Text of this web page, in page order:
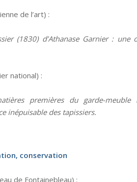
de l’art) :
(1830) d’Athanase Garnier : une
national) :
premières du garde-
inépuisable des tapissiers.
conservation
de Fontainebleau) :